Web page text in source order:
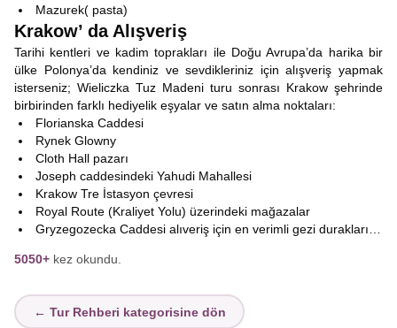
Mazurek( pasta)
Krakow’ da Alışveriş
Tarihi kentleri ve kadim toprakları ile Doğu Avrupa’da harika bir
ülke Polonya’da kendiniz ve sevdikleriniz için alışveriş yapmak
isterseniz; Wieliczka Tuz Madeni turu sonrası Krakow şehrinde
birbirinden farklı hediyelik eşyalar ve satın alma noktaları:
Florianska Caddesi
Rynek Glowny
Cloth Hall pazarı
Joseph caddesindeki Yahudi Mahallesi
Krakow Tre İstasyon çevresi
Royal Route (Kraliyet Yolu) üzerindeki mağazalar
Gryzegozecka Caddesi alıveriş için en verimli gezi durakları…
5050+ kez okundu.
← Tur Rehberi kategorisine dön